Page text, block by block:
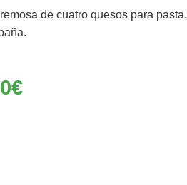
de cuatro quesos para pasta.
€